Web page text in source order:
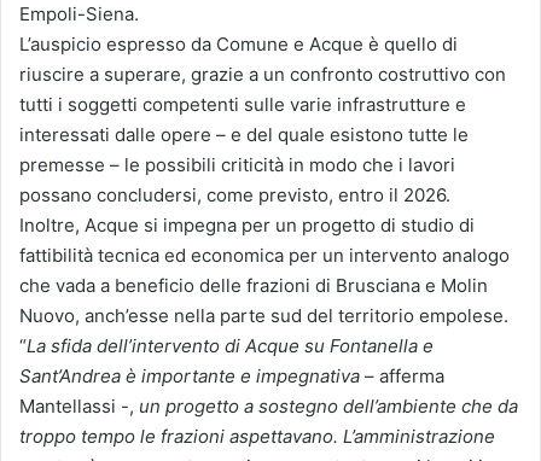
Empoli-Siena.
L’auspicio espresso da Comune e Acque è quello di
riuscire a superare, grazie a un confronto costruttivo con
tutti i soggetti competenti sulle varie infrastrutture e
interessati dalle opere – e del quale esistono tutte le
premesse – le possibili criticità in modo che i lavori
possano concludersi, come previsto, entro il 2026.
Inoltre, Acque si impegna per un progetto di studio di
fattibilità tecnica ed economica per un intervento analogo
che vada a beneficio delle frazioni di Brusciana e Molin
Nuovo, anch’esse nella parte sud del territorio empolese.
“La sfida dell’intervento di Acque su Fontanella e
Sant’Andrea è importante e impegnativa – afferma
Mantellassi -, un progetto a sostegno dell’ambiente che da
troppo tempo le frazioni aspettavano. L’amministrazione